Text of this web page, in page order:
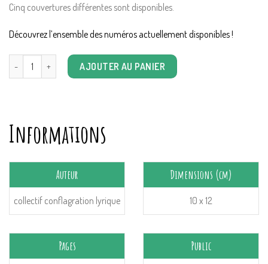
Cinq couvertures différentes sont disponibles.
Découvrez l’ensemble des numéros actuellement disponibles !
quantité de Printemps Barbare n°6 : naguère nadir
AJOUTER AU PANIER
Informations
Auteur
collectif conflagration lyrique
Dimensions (cm)
10 x 12
Pages Public